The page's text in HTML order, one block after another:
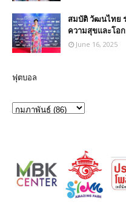
สมบัติ วัฒนไทย
ความสุขและโอ
June 16, 2025
ฟุตบอล